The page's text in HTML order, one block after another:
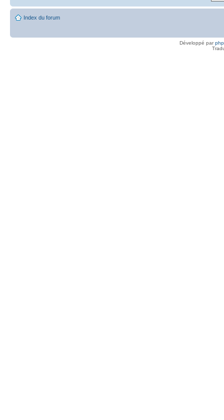
Index du forum
Développé par